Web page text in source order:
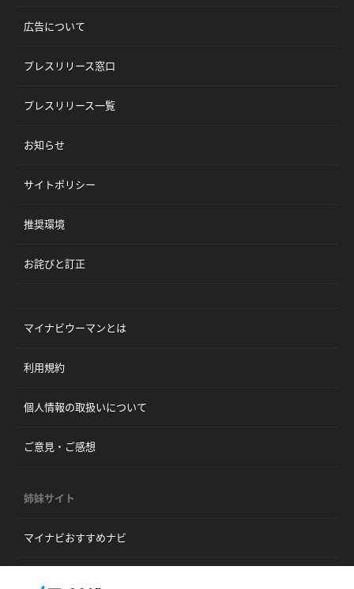
広告について
プレスリリース窓口
プレスリリース一覧
お知らせ
サイトポリシー
推奨環境
お詫びと訂正
マイナビウーマンとは
利用規約
個人情報の取扱いについて
ご意見・ご感想
姉妹サイト
マイナビおすすめナビ